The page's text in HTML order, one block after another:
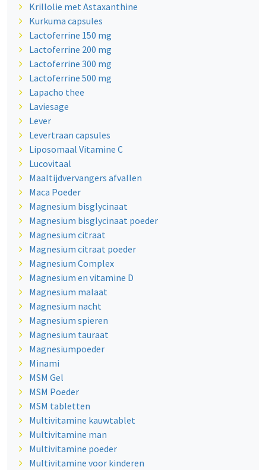
Krillolie met Astaxanthine
Kurkuma capsules
Lactoferrine 150 mg
Lactoferrine 200 mg
Lactoferrine 300 mg
Lactoferrine 500 mg
Lapacho thee
Laviesage
Lever
Levertraan capsules
Liposomaal Vitamine C
Lucovitaal
Maaltijdvervangers afvallen
Maca Poeder
Magnesium bisglycinaat
Magnesium bisglycinaat poeder
Magnesium citraat
Magnesium citraat poeder
Magnesium Complex
Magnesium en vitamine D
Magnesium malaat
Magnesium nacht
Magnesium spieren
Magnesium tauraat
Magnesiumpoeder
Minami
MSM Gel
MSM Poeder
MSM tabletten
Multivitamine kauwtablet
Multivitamine man
Multivitamine poeder
Multivitamine voor kinderen